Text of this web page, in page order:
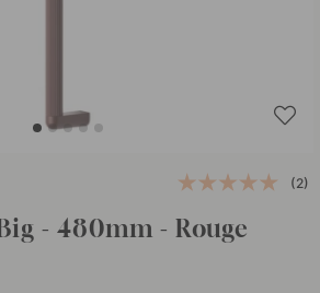
(2)
- 480mm - Rouge